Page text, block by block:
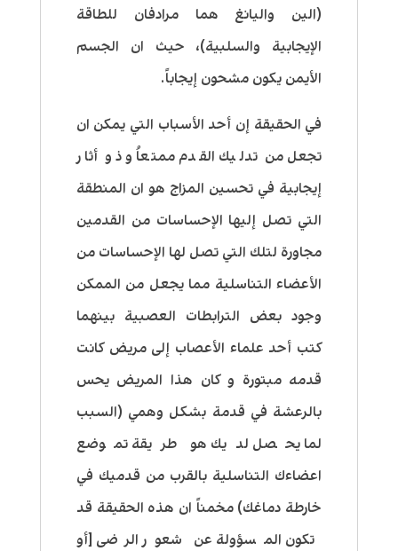
(الين واليانغ هما مرادفان للطاقة
الإيجابية والسلبية)، حيث ان الجسم
الأيمن يكون مشحون إيجاباً.
في الحقيقة إن أحد الأسباب التي يمكن ان
تجعل من تدليك القدم ممتعاُ و ذو أثار
إيجابية في تحسين المزاج هو ان المنطقة
التي تصل إليها الإحساسات من القدمين
مجاورة لتلك التي تصل لها الإحساسات من
الأعضاء التناسلية مما يجعل من الممكن
وجود بعض الترابطات العصبية بينهما
كتب أحد علماء الأعصاب إلى مريض كانت
قدمه مبتورة و كان هذا المريض يحس
بالرعشة في قدمة بشكل وهمي (السبب
لما يحصل لديك هو طريقة تموضع
اعضاءك التناسلية بالقرب من قدميك في
خارطة دماغك) مخمناً ان هذه الحقيقة قد
تكون المسؤولة عن شعور الرضى [أو